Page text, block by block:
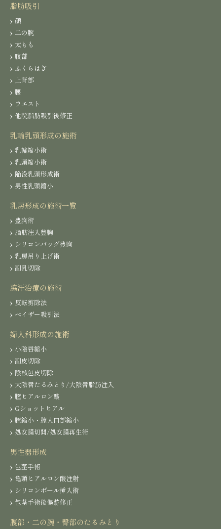
脂肪吸引
顔
二の腕
太もも
腹部
ふくらはぎ
上背部
腰
ウエスト
他院脂肪吸引後修正
乳輪乳頭形成の施術
乳輪縮小術
乳頭縮小術
陥没乳頭形成術
男性乳頭縮小
乳房形成の施術一覧
豊胸術
脂肪注入豊胸
シリコンバッグ豊胸
乳房吊り上げ術
副乳切除
脇汗治療の施術
反転剪除法
ベイザー吸引法
婦人科形成の施術
小陰唇縮小
副皮切除
陰核包皮切除
大陰唇たるみとり/大陰唇脂肪注入
膣ヒアルロン酸
Gショットヒアル
膣縮小・膣入口部縮小
処女膜切開/処女膜再生術
男性器形成
包茎手術
亀頭ヒアルロン酸注射
シリコンボール挿入術
包茎手術後傷跡修正
腹部・二の腕・臀部のたるみとり